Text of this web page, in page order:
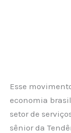
Esse
economia
setor de
sênior da